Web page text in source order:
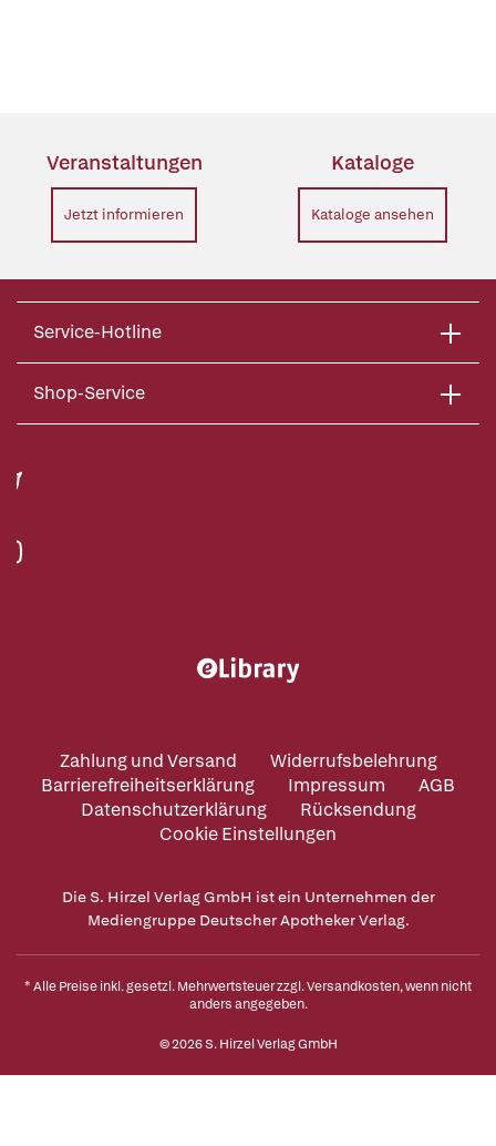
Veranstaltungen
Jetzt informieren
Kataloge
Kataloge ansehen
Service-Hotline
Shop-Service
Zahlung und Versand
Widerrufsbelehrung
Barrierefreiheitserklärung
Impressum
AGB
Datenschutzerklärung
Rücksendung
Cookie Einstellungen
Die S. Hirzel Verlag GmbH ist ein Unternehmen der
Mediengruppe Deutscher Apotheker Verlag.
* Alle Preise inkl. gesetzl. Mehrwertsteuer zzgl.Versandkosten, wenn nicht
anders angegeben.
© 2026 S. Hirzel Verlag GmbH